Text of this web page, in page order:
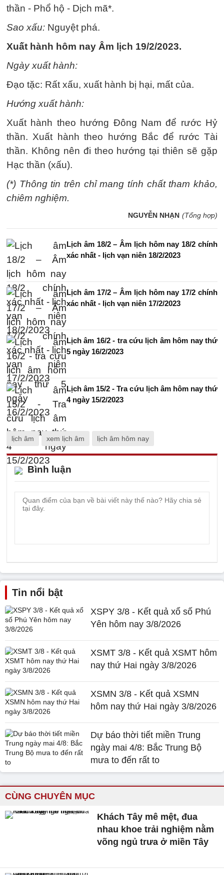
thần - Phổ hộ - Dịch mã*.
Sao xấu: Nguyệt phá.
Xuất hành hôm nay Âm lịch 19/2/2023.
Ngày xuất hành:
Đạo tặc: Rất xấu, xuất hành bị hại, mất của.
Hướng xuất hành:
Xuất hành theo hướng Đông Nam để rước Hỷ
thần. Xuất hành theo hướng Bắc để rước Tài
thần. Không nên đi theo hướng tại thiên sẽ gặp
Hạc thần (xấu).
(*) Thông tin trên chỉ mang tính chất tham khảo,
chiêm nghiệm.
NGUYỄN NHẠN (Tổng hợp)
Lịch âm 18/2 – Âm lịch hôm nay 18/2 chính
xác nhất - lịch vạn niên 18/2/2023
Lịch âm 17/2 – Âm lịch hôm nay 17/2 chính
xác nhất - lịch vạn niên 17/2/2023
Lịch âm 16/2 - tra cứu lịch âm hôm nay thứ
5 ngày 16/2/2023
Lịch âm 15/2 - Tra cứu lịch âm hôm nay thứ
4 ngày 15/2/2023
lịch âm xem lịch âm lịch âm hôm nay
Bình luận
Tin nổi bật
XSPY 3/8 - Kết quả xổ số Phú
Yên hôm nay 3/8/2026
XSMT 3/8 - Kết quả XSMT hôm
nay thứ Hai ngày 3/8/2026
XSMN 3/8 - Kết quả XSMN
hôm nay thứ Hai ngày 3/8/2026
Dự báo thời tiết miền Trung
ngày mai 4/8: Bắc Trung Bộ
mưa to đến rất to
CÙNG CHUYÊN MỤC
Khách Tây mê mệt, đua
nhau khoe trải nghiệm nằm
võng ngủ trưa ở miền Tây